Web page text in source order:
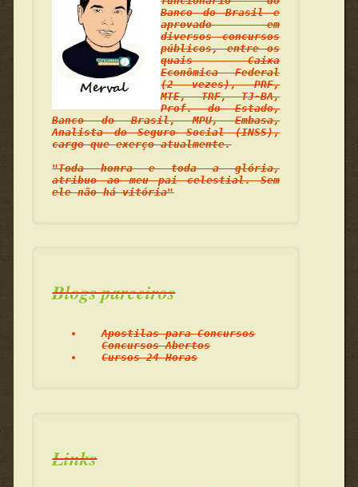
Banco do Brasil e
aprovado em
diversos concursos
públicos, entre os
quais Caixa
Econômica Federal
(2 vezes), PRF,
MTE, TRF, TJ-BA,
Prof. do Estado,
Banco do Brasil, MPU, Embasa,
Analista do Seguro Social (INSS),
cargo que exerço atualmente.
"Toda honra e toda a glória,
atribuo ao meu pai celestial. Sem
ele não há vitória"
Blogs parceiros
Apostilas para Concursos
Concursos Abertos
Cursos 24 Horas
Links